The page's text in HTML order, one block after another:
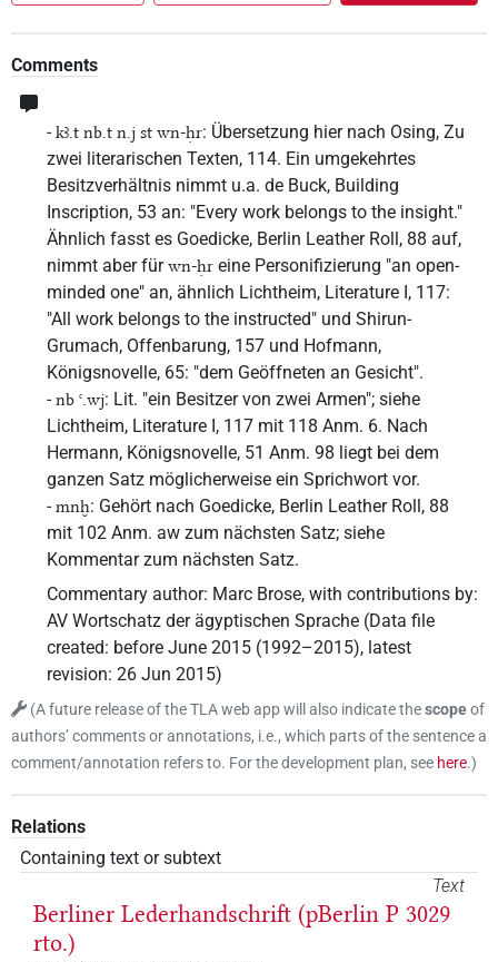
Comments
-kꜣ.t nb.t n.j st wn-ḥr: Übersetzung hier nach Osing, Zu
zwei literarischen Texten, 114. Ein umgekehrtes
Besitzverhältnis nimmt u.a. de Buck, Building
Inscription, 53 an: "Every work belongs to the insight."
Ähnlich fasst es Goedicke, Berlin Leather Roll, 88 auf,
nimmt aber fürwn-ḥr eine Personifizierung "an open-
minded one" an, ähnlich Lichtheim, Literature I, 117:
"All work belongs to the instructed" und Shirun-
Grumach, Offenbarung, 157 und Hofmann,
Königsnovelle, 65: "dem Geöffneten an Gesicht".
-nb ꜥ.wj: Lit. "ein Besitzer von zwei Armen"; siehe
Lichtheim, Literature I, 117 mit 118 Anm. 6. Nach
Hermann, Königsnovelle, 51 Anm. 98 liegt bei dem
ganzen Satz möglicherweise ein Sprichwort vor.
-mnḫ: Gehört nach Goedicke, Berlin Leather Roll, 88
mit 102 Anm. aw zum nächsten Satz; siehe
Kommentar zum nächsten Satz.
Commentary author: Marc Brose, with contributions by:
AV Wortschatz der ägyptischen Sprache (Data file
created: before June 2015 (1992–2015), latest
revision: 26 Jun 2015)
(A future release of the TLA web app will also indicate thescopeof
authors’ comments or annotations, i.e., which parts of the sentence a
comment/annotation refers to. For the development plan, see here.)
Relations
Containing text or subtext
Text
Berliner Lederhandschrift (pBerlin P 3029
rto.)